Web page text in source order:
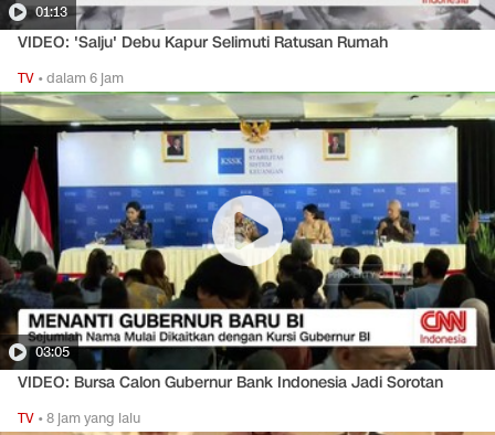
01:13
VIDEO: 'Salju' Debu Kapur Selimuti Ratusan Rumah
TV •dalam 6 jam
03:05
VIDEO: Bursa Calon Gubernur Bank Indonesia Jadi Sorotan
TV •8 jam yang lalu